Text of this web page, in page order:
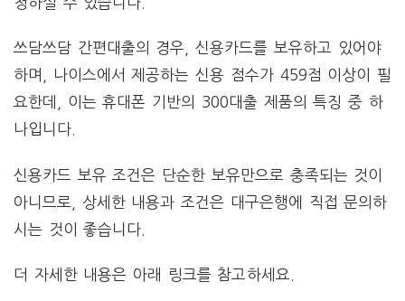
쓰담쓰담 간편대출의 경우, 신용카드를 보유하고 있어야
하며, 나이스에서 제공하는 신용 점수가 459점 이상이 필
요한데, 이는 휴대폰 기반의 300대출 제품의 특징 중 하
나입니다.
신용카드 보유 조건은 단순한 보유만으로 충족되는 것이
아니므로, 상세한 내용과 조건은 대구은행에 직접 문의하
시는 것이 좋습니다.
더 자세한 내용은 아래 링크를 참고하세요.